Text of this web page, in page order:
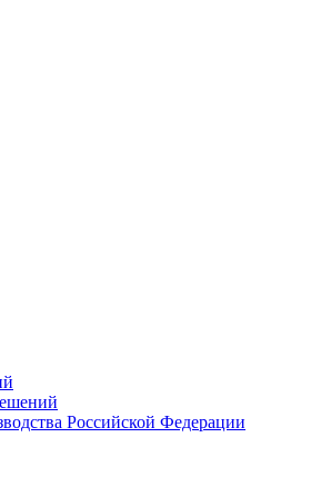
Российской Федерации